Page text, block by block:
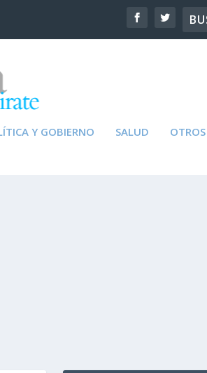
Y GOBIERNO SALUD OTROS